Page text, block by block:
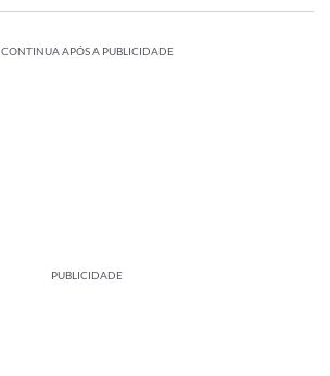
CONTINUA APÓS A PUBLICIDADE
PUBLICIDADE